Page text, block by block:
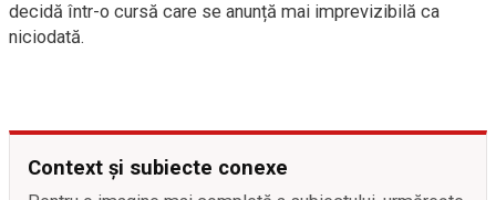
decidă într-o cursă care se anunță mai imprevizibilă ca
niciodată.
Context și subiecte conexe